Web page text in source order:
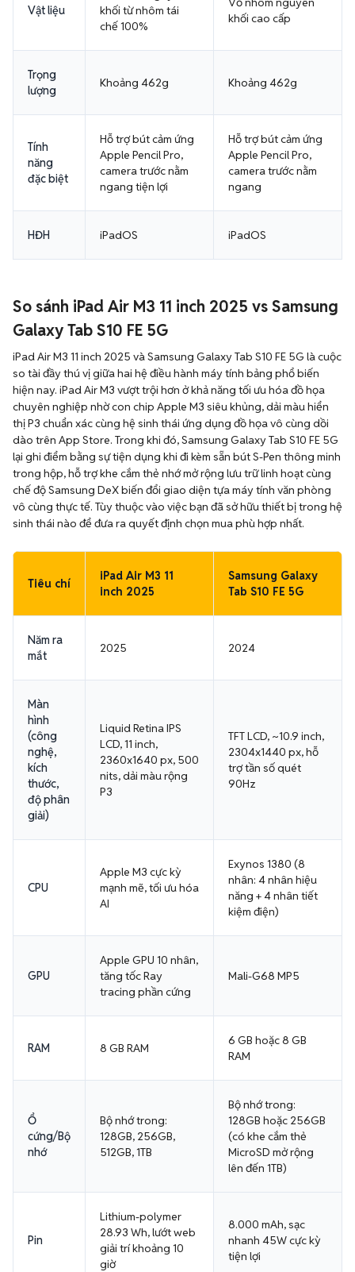
Vật liệu
khối từ nhôm tái
chế 100%
khối cao cấp
Trọng
lượng
Khoảng 462g Khoảng 462g
Tính
năng
đặc biệt
Hỗ trợ bút cảm ứng
Apple Pencil Pro,
camera trước nằm
ngang tiện lợi
Hỗ trợ bút cảm ứng
Apple Pencil Pro,
camera trước nằm
ngang
HĐH iPadOS iPadOS
So sánh iPad Air M3 11 inch 2025 vs Samsung
Galaxy Tab S10 FE 5G
iPad Air M3 11 inch 2025 và Samsung Galaxy Tab S10 FE 5G là cuộc
so tài đầy thú vị giữa hai hệ điều hành máy tính bảng phổ biến
hiện nay. iPad Air M3 vượt trội hơn ở khả năng tối ưu hóa đồ họa
chuyên nghiệp nhờ con chip Apple M3 siêu khủng, dải màu hiển
thị P3 chuẩn xác cùng hệ sinh thái ứng dụng đồ họa vô cùng dồi
dào trên App Store. Trong khi đó, Samsung Galaxy Tab S10 FE 5G
lại ghi điểm bằng sự tiện dụng khi đi kèm sẵn bút S-Pen thông minh
trong hộp, hỗ trợ khe cắm thẻ nhớ mở rộng lưu trữ linh hoạt cùng
chế độ Samsung DeX biến đổi giao diện tựa máy tính văn phòng
vô cùng thực tế. Tùy thuộc vào việc bạn đã sở hữu thiết bị trong hệ
sinh thái nào để đưa ra quyết định chọn mua phù hợp nhất.
Tiêu chí
iPad Air M3 11
inch 2025
Samsung Galaxy
Tab S10 FE 5G
Năm ra
mắt
2025 2024
Màn
hình
(công
nghệ,
kích
thước,
độ phân
giải)
Liquid Retina IPS
LCD, 11 inch,
2360x1640 px, 500
nits, dải màu rộng
P3
TFT LCD, ~10.9 inch,
2304x1440 px, hỗ
trợ tần số quét
90Hz
CPU
Apple M3 cực kỳ
mạnh mẽ, tối ưu hóa
AI
Exynos 1380 (8
nhân: 4 nhân hiệu
năng + 4 nhân tiết
kiệm điện)
GPU
Apple GPU 10 nhân,
tăng tốc Ray
tracing phần cứng
Mali-G68 MP5
RAM 8 GB RAM
6 GB hoặc 8 GB
RAM
Ổ
cứng/Bộ
nhớ
Bộ nhớ trong:
128GB, 256GB,
512GB, 1TB
Bộ nhớ trong:
128GB hoặc 256GB
(có khe cắm thẻ
MicroSD mở rộng
lên đến 1TB)
Pin
Lithium-polymer
28.93 Wh, lướt web
giải trí khoảng 10
giờ
8.000 mAh, sạc
nhanh 45W cực kỳ
tiện lợi